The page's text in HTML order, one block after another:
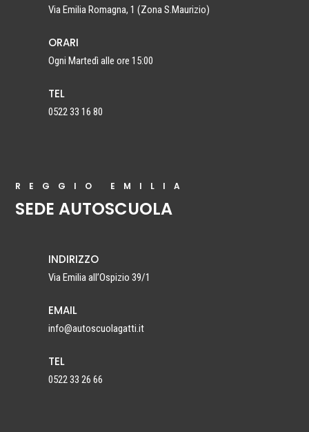
Via Emilia Romagna, 1 (Zona S.Maurizio)
ORARI
Ogni Martedì alle ore 15:00
TEL
0522 33 16 80
REGGIO EMILIA
SEDE AUTOSCUOLA
INDIRIZZO
Via Emilia all’Ospizio 39/1
EMAIL
info@autoscuolagatti.it
TEL
0522 33 26 66